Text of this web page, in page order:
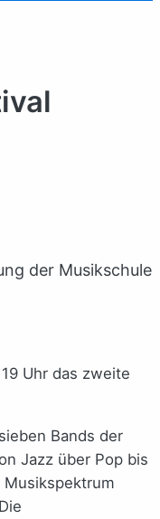
der Musikschule
Uhr das zweite
Bands der
Jazz über Pop bis